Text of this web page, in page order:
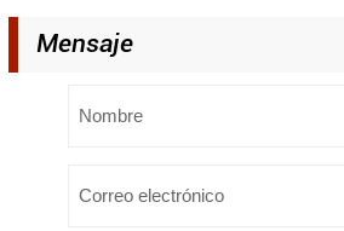
Mensaje